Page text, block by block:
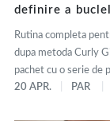
definire a
Rutina completa
dupa metoda Curly
pachet cu o serie de
20 APR.
PAR